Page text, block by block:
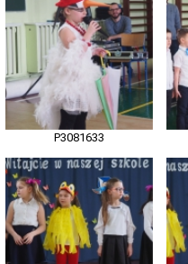
P3081633